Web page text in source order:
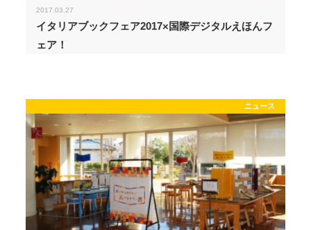
2017.03.27
イタリアブックフェア2017×国際デジタルえほんフ
ェア！
ニュース